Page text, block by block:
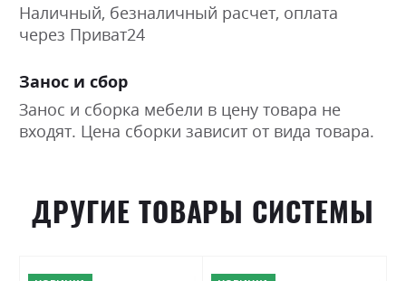
Наличный, безналичный расчет, оплата
через Приват24
Занос и сбор
Занос и сборка мебели в цену товара не
входят. Цена сборки зависит от вида товара.
ДРУГИЕ ТОВАРЫ СИСТЕМЫ